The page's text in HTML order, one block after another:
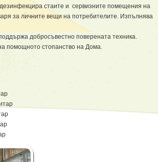
стаите и сервизните помещения на
за личните вещи на потребителите. Изпълнява
добросъвестно поверената техника.
помощното стопанство на Дома.